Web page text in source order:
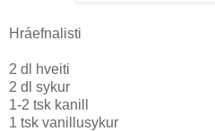
Hráefnalisti
2 dl hveiti
2 dl sykur
1-2 tsk kanill
1 tsk vanillusykur